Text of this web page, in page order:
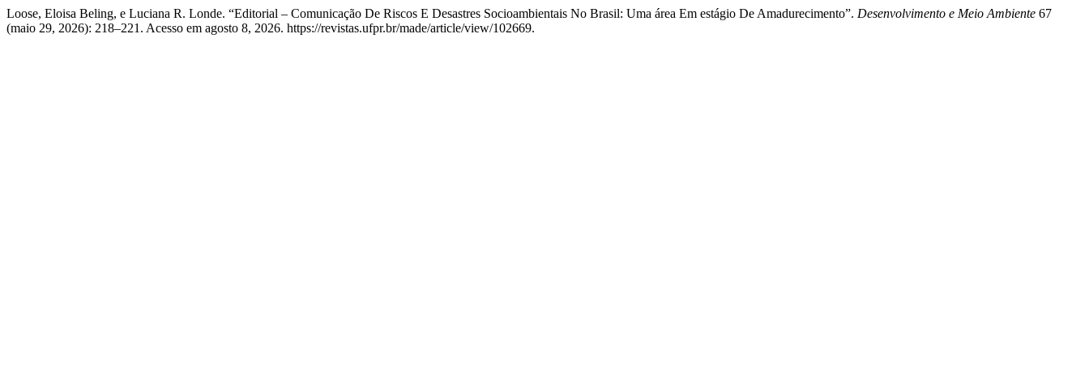
Loose, Eloisa Beling, e Luciana R. Londe. “Editorial – Comunicação De Riscos E Desastres Socioambientais No Brasil: Uma área Em estágio De Amadurecimento”. Desenvolvimento e Meio Ambiente 67
(maio 29, 2026): 218–221. Acesso em agosto 8, 2026. https://revistas.ufpr.br/made/article/view/102669.